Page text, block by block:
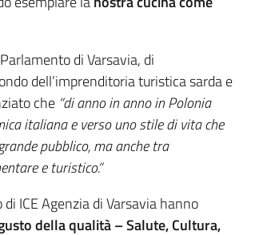
di Varsavia, di
dell’imprenditoria turistica sarda e
che “di anno in anno in Polonia
italiana e verso uno stile di vita che
pubblico, ma anche tra
e turistico.”
ICE Agenzia di Varsavia hanno
della qualità – Salute, Cultura,